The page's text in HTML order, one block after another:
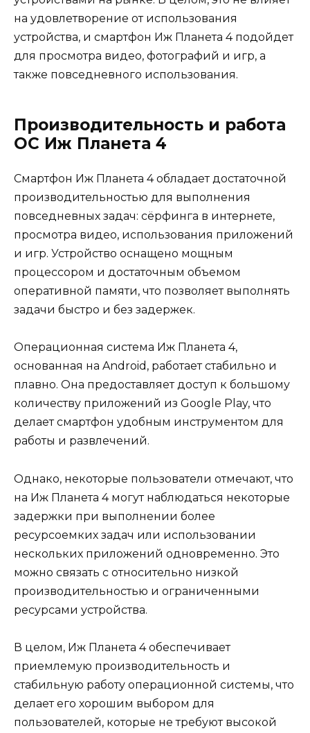
на удовлетворение от использования
устройства, и смартфон Иж Планета 4 подойдет
для просмотра видео, фотографий и игр, а
также повседневного использования.
Производительность и работа
ОС Иж Планета 4
Смартфон Иж Планета 4 обладает достаточной
производительностью для выполнения
повседневных задач: сёрфинга в интернете,
просмотра видео, использования приложений
и игр. Устройство оснащено мощным
процессором и достаточным объемом
оперативной памяти, что позволяет выполнять
задачи быстро и без задержек.
Операционная система Иж Планета 4,
основанная на Android, работает стабильно и
плавно. Она предоставляет доступ к большому
количеству приложений из Google Play, что
делает смартфон удобным инструментом для
работы и развлечений.
Однако, некоторые пользователи отмечают, что
на Иж Планета 4 могут наблюдаться некоторые
задержки при выполнении более
ресурсоемких задач или использовании
нескольких приложений одновременно. Это
можно связать с относительно низкой
производительностью и ограниченными
ресурсами устройства.
В целом, Иж Планета 4 обеспечивает
приемлемую производительность и
стабильную работу операционной системы, что
делает его хорошим выбором для
пользователей, которые не требуют высокой